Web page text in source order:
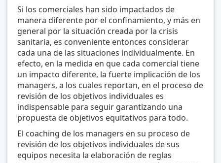
Si los comerciales han sido impactados de
manera diferente por el confinamiento, y más en
general por la situación creada por la crisis
sanitaria, es conveniente entonces considerar
cada una de las situaciones individualmente. En
efecto, en la medida en que cada comercial tiene
un impacto diferente, la fuerte implicación de los
managers, a los cuales reportan, en el proceso de
revisión de los objetivos individuales es
indispensable para seguir garantizando una
propuesta de objetivos equitativos para todo.
El coaching de los managers en su proceso de
revisión de los objetivos individuales de sus
equipos necesita la elaboración de reglas